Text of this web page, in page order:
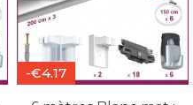
-€4.17